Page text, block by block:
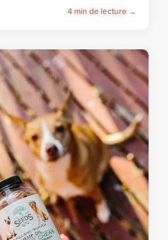
4 min de lecture →